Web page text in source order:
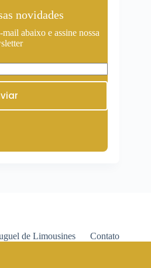
novidades
abaixo e assine nossa
de Limousines Contato